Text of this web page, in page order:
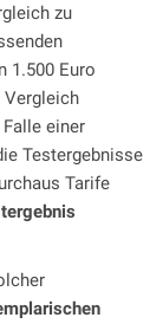
zu
1.500 Euro
Vergleich
einer
Testergebnisse
Tarife